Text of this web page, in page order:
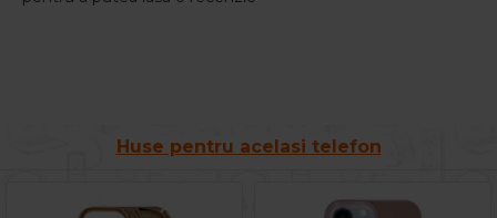
Huse pentru acelasi telefon